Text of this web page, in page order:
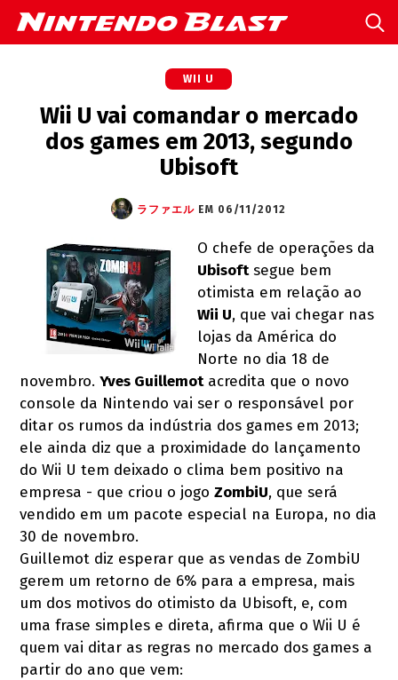
WII U
Wii U vai comandar o mercado
dos games em 2013, segundo
Ubisoft
ラファエル EM 06/11/2012
O chefe de operações da
Ubisoftsegue bem
otimista em relação ao
Wii U, que vai chegar nas
lojas da América do
Norte no dia 18 de
novembro.Yves Guillemotacredita que o novo
console da Nintendo vai ser o responsável por
ditar os rumos da indústria dos games em 2013;
ele ainda diz que a proximidade do lançamento
do Wii U tem deixado o clima bem positivo na
empresa - que criou o jogoZombiU, que será
vendido em um pacote especial na Europa, no dia
30 de novembro.
Guillemot diz esperar que as vendas de ZombiU
gerem um retorno de 6% para a empresa, mais
um dos motivos do otimisto da Ubisoft, e, com
uma frase simples e direta, afirma que o Wii U é
quem vai ditar as regras no mercado dos games a
partir do ano que vem: